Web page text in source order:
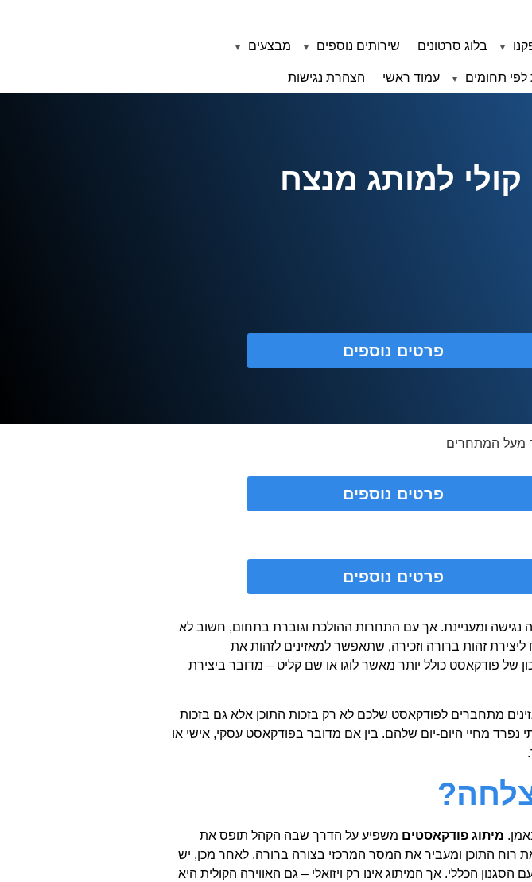
בלוג סרטונים שירותים נוספים
מבצעים
לפי תחומים עמוד ראשי הצהרת נגישות
למותג מנצח
פרטים נוספים
פרטים נוספים
פרטים נוספים
נגישה ומעניינת. אך עם התחרות ההולכת וגוברת בתחום, חשוב לא
זהות ברורה וזכירה, שתאפשר למאזינים לזהות את
של פודקאסט כולל יותר מאשר לוגו או שם קליט – מדובר ביצירת
מתחברים לפודקאסט שלכם לא רק בזכות התוכן אלא גם בזכות
נפרד מחיי היום-יום שלהם. בין אם מדובר בפודקאסט עסקי, אישי או
מיתוג פודקאסטים משפיע על הדרך שבה הקהל תופס את
את רוח התוכן ומעביר את המסר המרכזי בצורה ברורה. לאחר מכן, יש
הכללי. אך המיתוג אינו רק ויזואלי – גם האווירה הקולית היא